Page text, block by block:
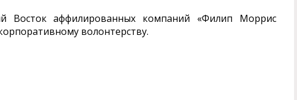
Восток аффилированных компаний «Филип Моррис
волонтерству.